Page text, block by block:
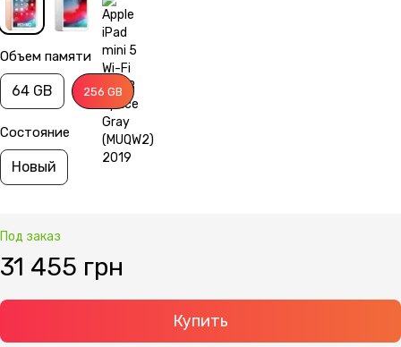
Объем памяти
64 GB 256 GB
Состояние
Новый
Под заказ
31 455 грн
Купить